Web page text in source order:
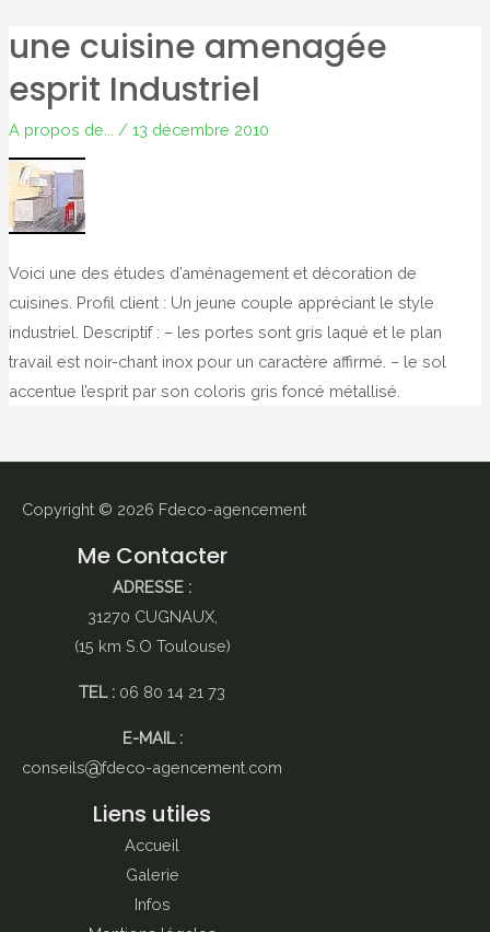
l’esprit
une cuisine amenagée
esprit Industriel
A propos de... / 13 décembre 2010
Voici une des études d’aménagement et décoration de
cuisines. Profil client : Un jeune couple appréciant le style
industriel. Descriptif : – les portes sont gris laqué et le plan
travail est noir-chant inox pour un caractère affirmé. – le sol
accentue l’esprit par son coloris gris foncé métallisé.
Copyright © 2026 Fdeco-agencement
Me Contacter
ADRESSE :
31270 CUGNAUX,
(15 km S.O Toulouse)
TEL : 06 80 14 21 73
E-MAIL :
conseils
fdeco-agencement.com
Liens utiles
Accueil
Galerie
Infos